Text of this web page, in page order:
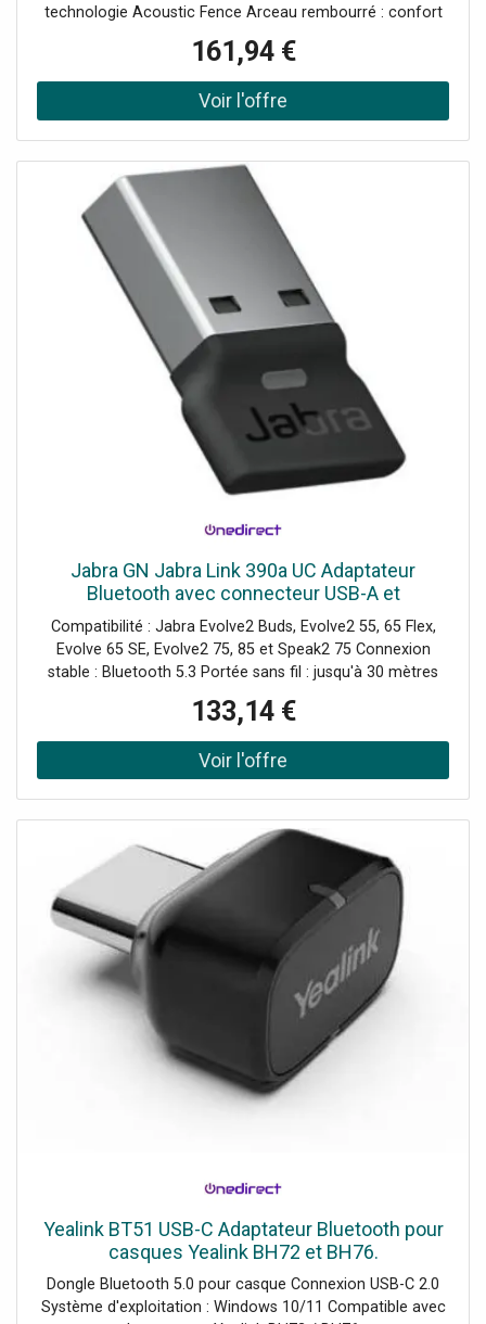
technologie Acoustic Fence Arceau rembourré : confort
compatibilité étendue Idéal pour des conversations
professionnelles sans distractions
161,94 €
Jabra GN Jabra Link 390a UC Adaptateur
Bluetooth avec connecteur USB-A et
optimisation UC conçu pour offrir une
connexion stable entre votre PC et votre
casque
Compatibilité : Jabra Evolve2 Buds, Evolve2 55, 65 Flex,
Evolve 65 SE, Evolve2 75, 85 et Speak2 75 Connexion
stable : Bluetooth 5.3 Portée sans fil : jusqu'à 30 mètres
UC : compatible toutes plateformes
133,14 €
Yealink BT51 USB-C Adaptateur Bluetooth pour
casques Yealink BH72 et BH76.
Dongle Bluetooth 5.0 pour casque Connexion USB-C 2.0
Système d'exploitation : Windows 10/11 Compatible avec